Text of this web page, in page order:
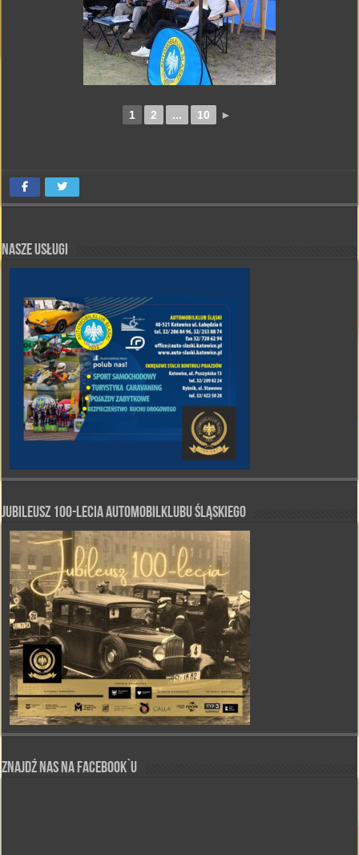
1 2 ... 10 ►
Nasze Usługi
Jubileusz 100-lecia Automobilklubu Śląskiego
Znajdź nas na Facebook`u